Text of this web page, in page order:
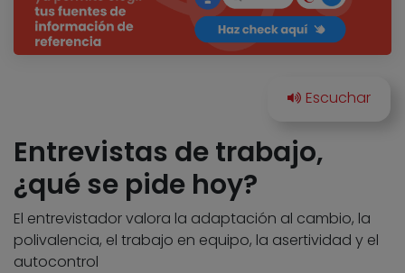
Entrevistas de trabajo,
¿qué se pide hoy?
El entrevistador valora la adaptación al cambio, la
polivalencia, el trabajo en equipo, la asertividad y el
autocontrol